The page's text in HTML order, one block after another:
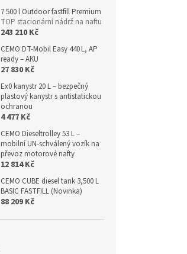
7 500 l Outdoor fastfill Premium
TOP stacionární nádrž na naftu
243 210 Kč
CEMO DT‑Mobil Easy 440 L, AP
ready – AKU
27 830 Kč
Ex0 kanystr 20 L – bezpečný
plastový kanystr s antistatickou
ochranou
4 477 Kč
CEMO Dieseltrolley 53 L –
mobilní UN-schválený vozík na
převoz motorové nafty
12 814 Kč
CEMO CUBE diesel tank 3,500 L
BASIC FASTFILL (Novinka)
88 209 Kč